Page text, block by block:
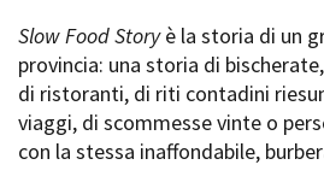
Società di produzione
Strutture di servizio
Professionisti
Attrici-Attori
Beginners
Slow Food Storyè la storia di un
provincia: una storia di
di ristoranti, di riti contadini
viaggi, di scommesse vinte o
con la stessa inaffondabile,